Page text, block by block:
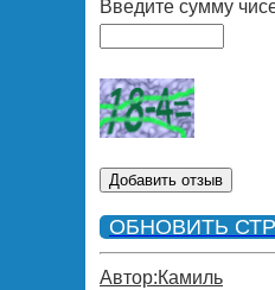
Введите сумму
ОБНОВИТЬ
Автор:Камиль